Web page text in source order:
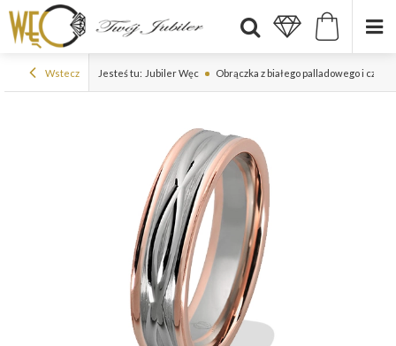
Wstecz Jesteś tu: Jubiler Węc Obrączka z białego palladowego i